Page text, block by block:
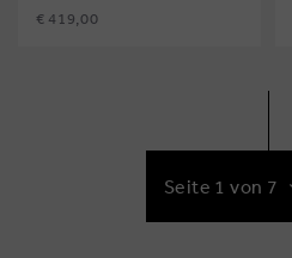
€ 419,00
ZUR